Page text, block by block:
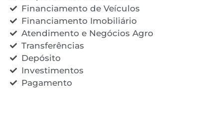
Financiamento de Veículos
Financiamento Imobiliário
Atendimento e Negócios Agro
Transferências
Depósito
Investimentos
Pagamento